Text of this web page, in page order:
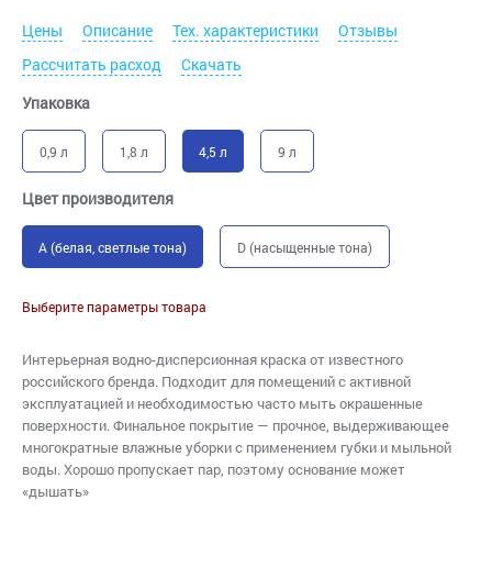
Цены Описание Тех. характеристики
Отзывы
Рассчитать расход
Скачать
Упаковка
0,9 л 1,8 л 4,5 л 9 л
Цвет производителя
A (белая, светлые тона) D (насыщенные тона)
Выберите параметры товара
Интерьерная водно-дисперсионная краска от известного
российского бренда. Подходит для помещений с активной
эксплуатацией и необходимостью часто мыть окрашенные
поверхности. Финальное покрытие — прочное, выдерживающее
многократные влажные уборки с применением губки и мыльной
воды. Хорошо пропускает пар, поэтому основание может
«дышать»